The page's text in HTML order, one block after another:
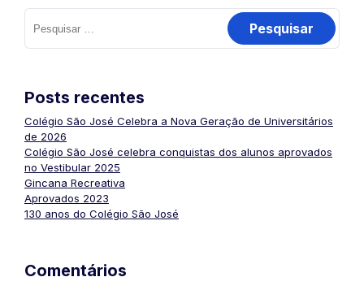
Pesquisar
por:
Posts recentes
Colégio São José Celebra a Nova Geração de Universitários
de 2026
Colégio São José celebra conquistas dos alunos aprovados
no Vestibular 2025
Gincana Recreativa
Aprovados 2023
130 anos do Colégio São José
Comentários